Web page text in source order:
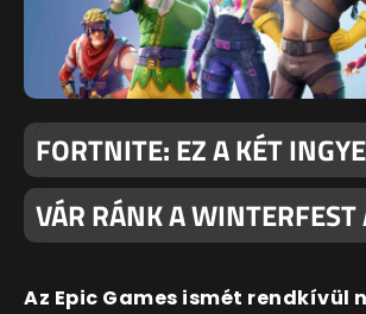
FORTNITE: EZ A KÉT
VÁR RÁNK A WINTERFEST
Az Epic Games ismét rendkívül